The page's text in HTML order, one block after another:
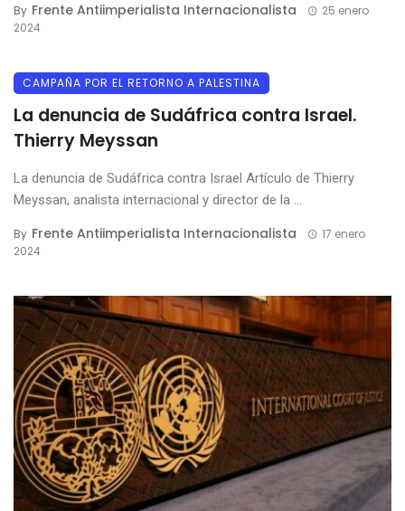
By Frente Antiimperialista Internacionalista
25 enero
2024
CAMPAÑA POR EL RETORNO A PALESTINA
La denuncia de Sudáfrica contra Israel.
Thierry Meyssan
La denuncia de Sudáfrica contra Israel Artículo de Thierry
Meyssan, analista internacional y director de la ...
By Frente Antiimperialista Internacionalista
17 enero
2024